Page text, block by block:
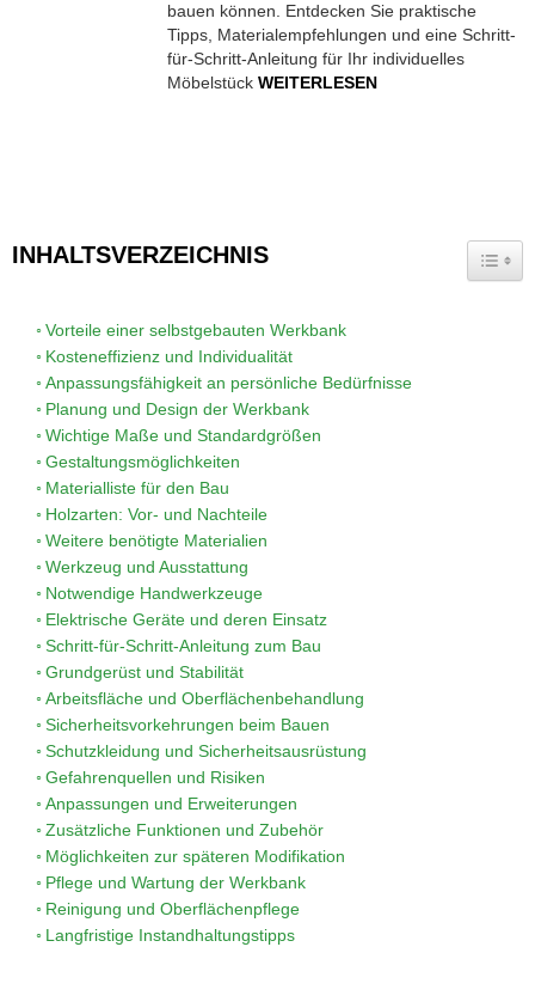
bauen können. Entdecken Sie praktische
Tipps, Materialempfehlungen und eine Schritt-
für-Schritt-Anleitung für Ihr individuelles
Möbelstück WEITERLESEN
INHALTSVERZEICHNIS
Vorteile einer selbstgebauten Werkbank
Kosteneffizienz und Individualität
Anpassungsfähigkeit an persönliche Bedürfnisse
Planung und Design der Werkbank
Wichtige Maße und Standardgrößen
Gestaltungsmöglichkeiten
Materialliste für den Bau
Holzarten: Vor- und Nachteile
Weitere benötigte Materialien
Werkzeug und Ausstattung
Notwendige Handwerkzeuge
Elektrische Geräte und deren Einsatz
Schritt-für-Schritt-Anleitung zum Bau
Grundgerüst und Stabilität
Arbeitsfläche und Oberflächenbehandlung
Sicherheitsvorkehrungen beim Bauen
Schutzkleidung und Sicherheitsausrüstung
Gefahrenquellen und Risiken
Anpassungen und Erweiterungen
Zusätzliche Funktionen und Zubehör
Möglichkeiten zur späteren Modifikation
Pflege und Wartung der Werkbank
Reinigung und Oberflächenpflege
Langfristige Instandhaltungstipps